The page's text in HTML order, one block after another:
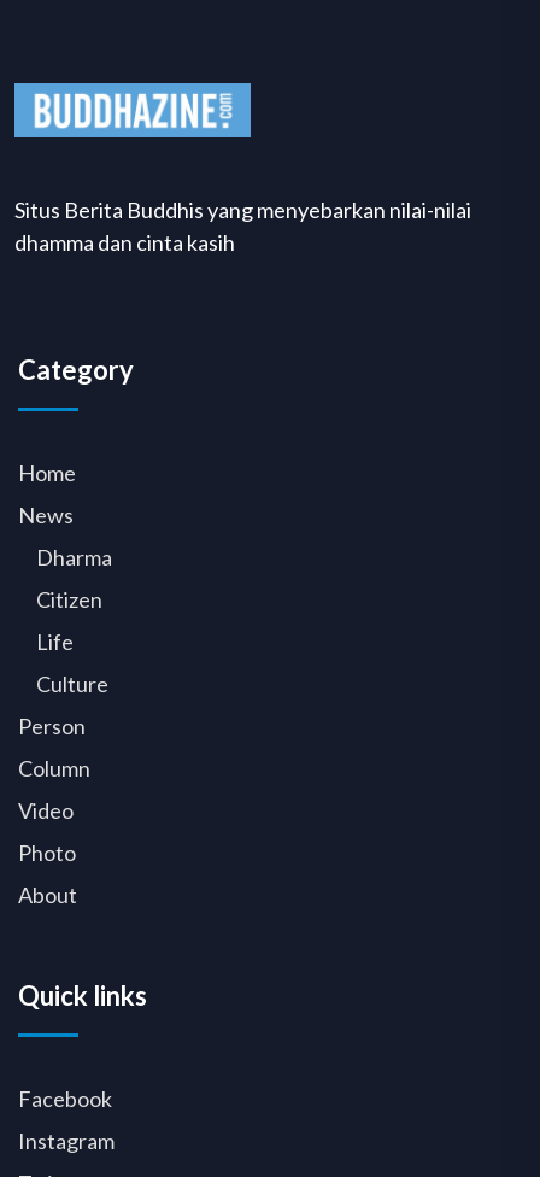
Situs Berita Buddhis yang menyebarkan nilai-nilai
dhamma dan cinta kasih
Category
Home
News
Dharma
Citizen
Life
Culture
Person
Column
Video
Photo
About
Quick links
Facebook
Instagram